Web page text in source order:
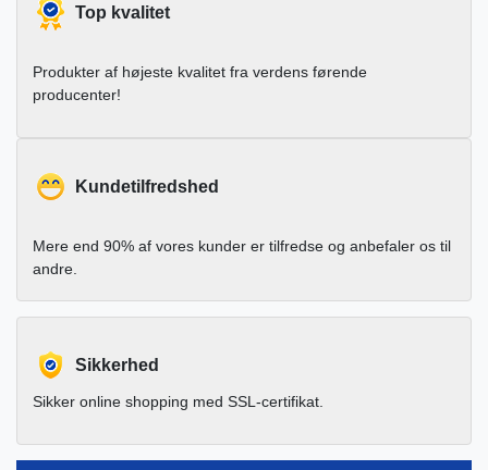
Top kvalitet
Produkter af højeste kvalitet fra verdens førende
producenter!
Kundetilfredshed
Mere end 90% af vores kunder er tilfredse og anbefaler os til
andre.
Sikkerhed
Sikker online shopping med SSL-certifikat.